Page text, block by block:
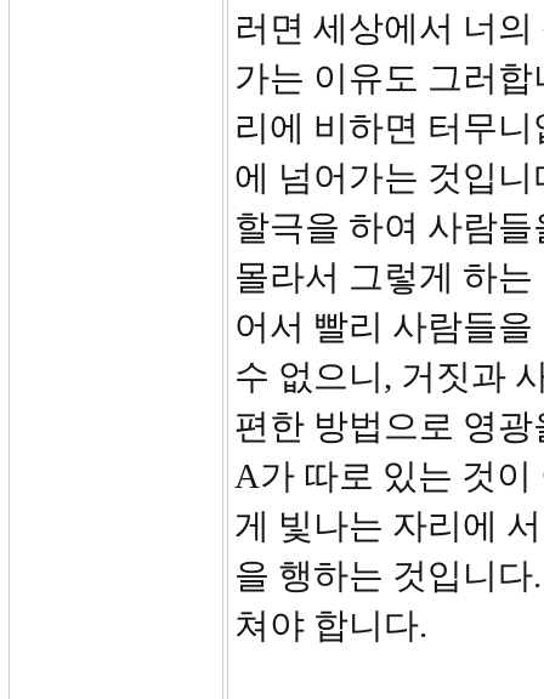
러면 세상에서 너
가는 이유도 그러
리에 비하면 터무
에 넘어가는 것입
할극을 하여 사람
몰라서 그렇게 하
어서 빨리 사람들
수 없으니, 거짓과
편한 방법으로 영
A가 따로 있는 것
게 빛나는 자리에
을 행하는 것입니
쳐야 합니다.